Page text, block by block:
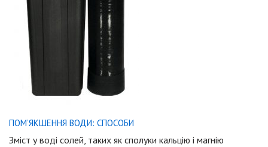
ПОМ’ЯКШЕННЯ ВОДИ: СПОСОБИ
Зміст у воді солей, таких як сполуки кальцію і магнію